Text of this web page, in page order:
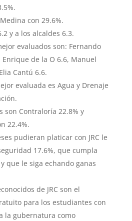
con 29.6%.
y a los alcaldes 6.3.
evaluados son: Fernando
de la O 6.6, Manuel
Cantú 6.6.
evaluada es Agua y Drenaje
son Contraloría 22.8% y
22.4%.
pudieran platicar con JRC le
17.6%, que cumpla
que le siga echando ganas
de JRC son el
para los estudiantes con
la gubernatura como